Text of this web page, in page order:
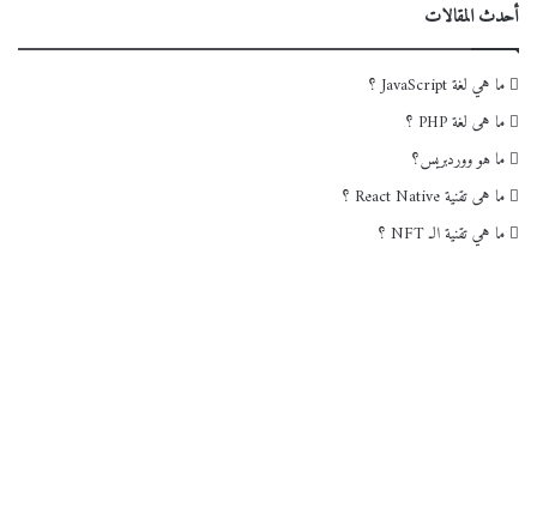
أحدث المقالات
ما هي لغة JavaScript ؟
ما هى لغة PHP ؟
ما هو ووردبريس؟
ما هى تقنية React Native ؟
ما هي تقنية الـ NFT ؟